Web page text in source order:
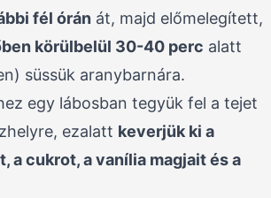
fél órán át, majd előmelegített,
körülbelül 30-40 perc alatt
süssük aranybarnára.
egy lábosban tegyük fel a tejet
ezalatt keverjük ki a
a cukrot, a vanília magjait és a